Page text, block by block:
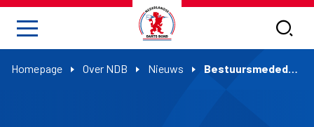
Homepage Over NDB Nieuws Bestuursmededeling